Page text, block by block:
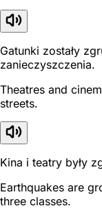
Gatunki zostały
zanieczyszczenia.
Theatres and
streets.
Kina i teatry były
Earthquakes are
three classes.